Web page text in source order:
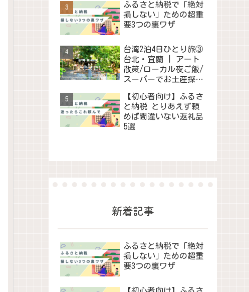
ふるさと納税で「絶対
損しない」ための超重
要3つの裏ワザ
台湾2泊4日ひとり旅③
台北・宜蘭 | アート
散策/ローカル夜ご飯/
スーパーでお土産探
【初心者向け】ふるさ
と納税 とりあえず頼
めば間違いない返礼品
5選
新着記事
ふるさと納税で「絶対
損しない」ための超重
要3つの裏ワザ